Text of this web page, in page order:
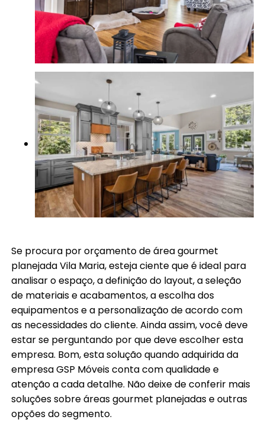
Se procura por orçamento de área gourmet
planejada Vila Maria, esteja ciente que é ideal para
analisar o espaço, a definição do layout, a seleção
de materiais e acabamentos, a escolha dos
equipamentos e a personalização de acordo com
as necessidades do cliente. Ainda assim, você deve
estar se perguntando por que deve escolher esta
empresa. Bom, esta solução quando adquirida da
empresa GSP Móveis conta com qualidade e
atenção a cada detalhe. Não deixe de conferir mais
soluções sobre áreas gourmet planejadas e outras
opções do segmento.